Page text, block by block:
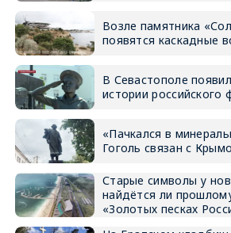
Возле памятника
появятся каскадные
В Севастополе
истории российского
«Пачкался в
Гоголь связан с
Старые символы у
найдётся ли
«Золотых песках